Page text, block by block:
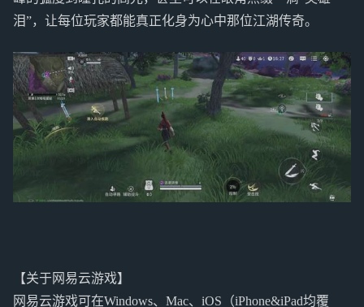
泪”，让每位玩家都能真正化身为心中那位江湖传奇。
【关于网易云游戏】
网易云游戏可在Windows、Mac、iOS（iPhone&iPad均覆